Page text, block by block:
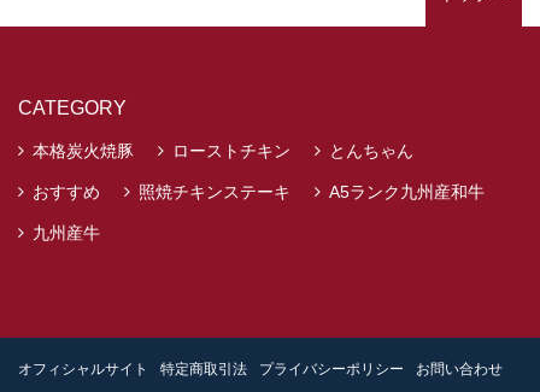
CATEGORY
本格炭火焼豚 ローストチキン とんちゃん
おすすめ 照焼チキンステーキ A5ランク九州産和牛
九州産牛
オフィシャルサイト 特定商取引法 プライバシーポリシー お問い合わせ